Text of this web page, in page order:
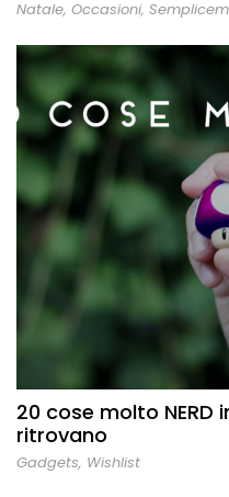
Natale, Occasioni,
20 cose molto NERD
ritrovano
Gadgets, Wishlist